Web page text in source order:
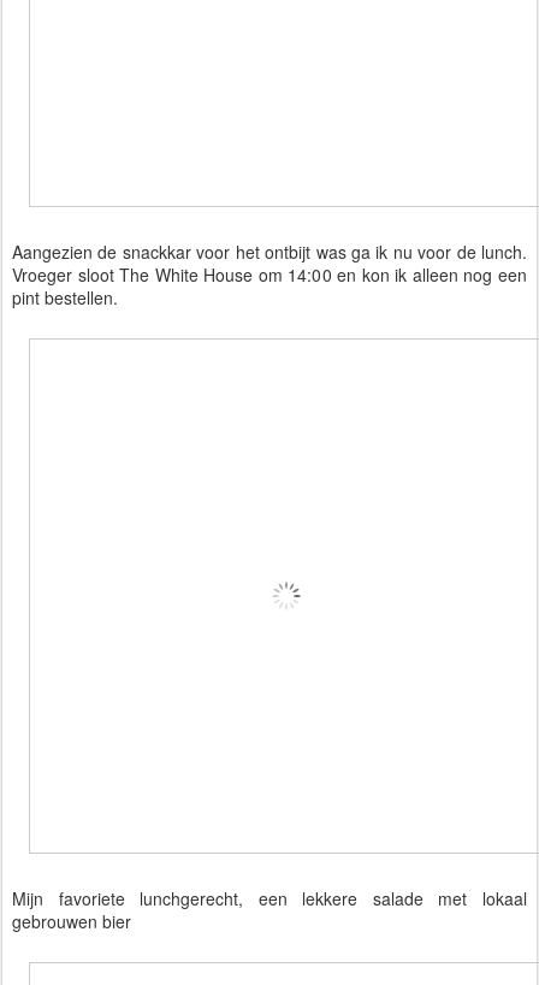
Aangezien de snackkar voor het ontbijt was ga ik nu voor de lunch.
Vroeger sloot The White House om 14:00 en kon ik alleen nog een
pint bestellen.
Mijn favoriete lunchgerecht, een lekkere salade met lokaal
gebrouwen bier